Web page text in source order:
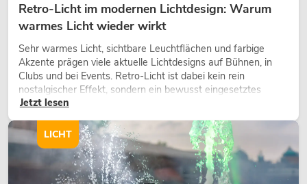
Retro-Licht im modernen Lichtdesign: Warum
warmes Licht wieder wirkt
Sehr warmes Licht, sichtbare Leuchtflächen und farbige
Akzente prägen viele aktuelle Lichtdesigns auf Bühnen, in
Clubs und bei Events. Retro-Licht ist dabei kein rein
nostalgischer Effekt, sondern ein bewusst eingesetztes
Gestaltungsmittel: Es schafft Atmosphäre, gibt Szenen
Charakter und kann technische LED-Setups emotionaler
wirken lassen.
Jetzt lesen
LICHT